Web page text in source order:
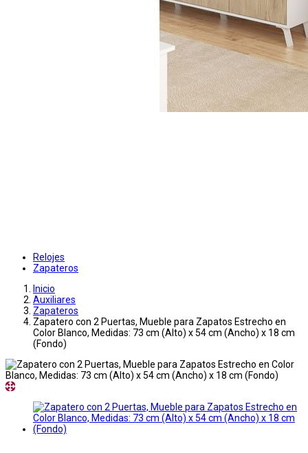
Relojes
Zapateros
Inicio
Auxiliares
Zapateros
Zapatero con 2 Puertas, Mueble para Zapatos Estrecho en
Color Blanco, Medidas: 73 cm (Alto) x 54 cm (Ancho) x 18 cm
(Fondo)